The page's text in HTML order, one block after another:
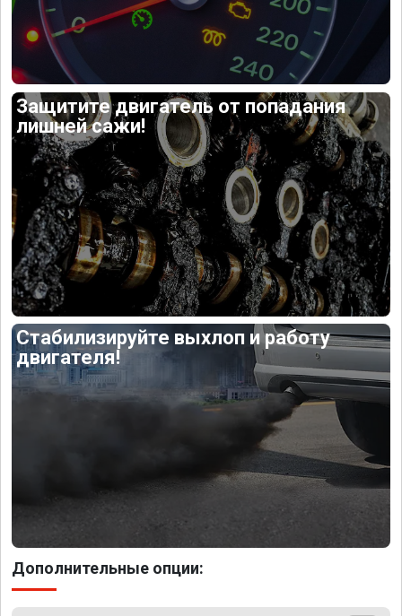
Защитите двигатель от попадания
лишней сажи!
Стабилизируйте выхлоп и работу
двигателя!
Дополнительные опции: